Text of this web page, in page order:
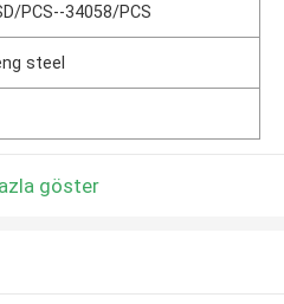
PCS--34058/PCS
steel
göster